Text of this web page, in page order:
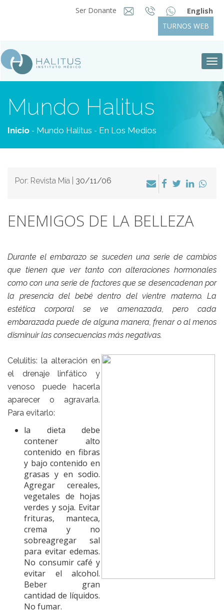
Ser Donante
English
TURNOS WEB
Mundo Halitus
Inicio - Mundo Halitus - En Los Medios
Por: Revista Mía | 30/11/06
ENEMIGOS DE LA BELLEZA
Durante el embarazo se suceden una serie de cambios
que tienen que ver tanto con alteraciones hormonales
como con una serie de factores que se desencadenan por
la presencia del bebé dentro del vientre materno. La
estética corporal se ve amenazada, pero cada
embarazada puede de alguna manera, frenar o al menos
disminuir las consecuencias más negativas.
Celulitis: la alteración en
el drenaje linfático y
venoso puede hacerla
aparecer o agravarla.
Para evitarlo:
la dieta debe
contener alto
contenido en fibras
y bajo contenido en
grasas y en sodio.
Agregar cereales,
vegetales de hojas
verdes y soja. Evitar
frituras, manteca,
crema y no
sobreagregar sal
para evitar edemas.
No consumir café y
evitar el alcohol.
Beber gran
cantidad de líquidos.
No fumar.